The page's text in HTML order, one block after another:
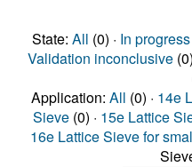
State: All (0) · In progress
Validation inconclusive
Application: All (0) · 14e
Sieve (0) · 15e Lattice
16e Lattice Sieve for